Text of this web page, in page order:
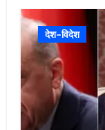
देश-विदेश